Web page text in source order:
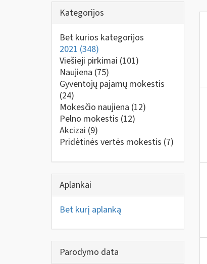
Kategorijos
Bet kurios kategorijos
2021 (348)
Viešieji pirkimai (101)
Naujiena (75)
Gyventojų pajamų mokestis
(24)
Mokesčio naujiena (12)
Pelno mokestis (12)
Akcizai (9)
Pridėtinės vertės mokestis (7)
Aplankai
Bet kurį aplanką
Parodymo data